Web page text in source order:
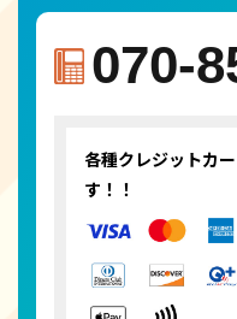
070-
各種クレジットカ
す！！